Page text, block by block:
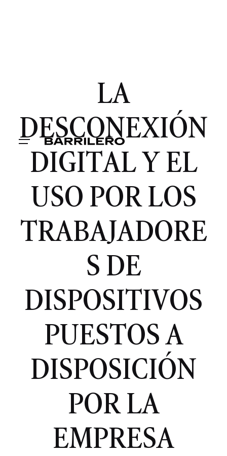
LA
DESCONEXIÓN
DIGITAL Y EL
USO POR LOS
TRABAJADORE
S DE
DISPOSITIVOS
PUESTOS A
DISPOSICIÓN
POR LA
EMPRESA